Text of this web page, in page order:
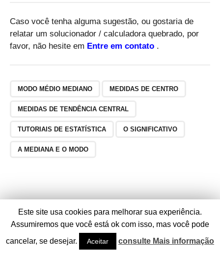
Caso você tenha alguma sugestão, ou gostaria de
relatar um solucionador / calculadora quebrado, por
favor, não hesite em Entre em contato .
MODO MÉDIO MEDIANO MEDIDAS DE CENTRO
MEDIDAS DE TENDÊNCIA CENTRAL
TUTORIAIS DE ESTATÍSTICA O SIGNIFICATIVO
A MEDIANA E O MODO
Este site usa cookies para melhorar sua experiência.
Assumiremos que você está ok com isso, mas você pode
cancelar, se desejar.
Aceitar consulte Mais informação